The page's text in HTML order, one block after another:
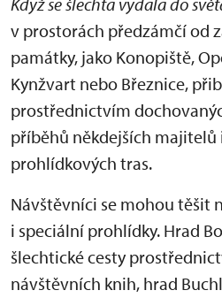
v prostorách předzámčí od
památky, jako Konopiště,
Kynžvart nebo Březnice,
prostřednictvím
příběhů někdejších majitelů
prohlídkových tras.
Návštěvníci se mohou těšit
i speciální prohlídky. Hrad
šlechtické cesty
návštěvních knih, hrad